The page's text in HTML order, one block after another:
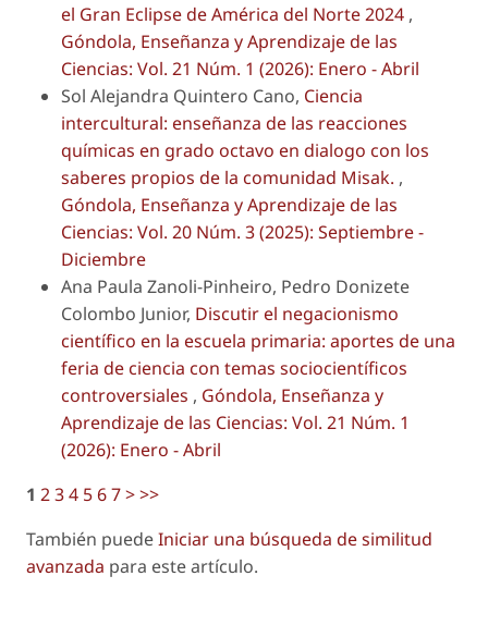
el Gran Eclipse de América del Norte 2024 ,
Góndola, Enseñanza y Aprendizaje de las
Ciencias: Vol. 21 Núm. 1 (2026): Enero - Abril
Sol Alejandra Quintero Cano, Ciencia
intercultural: enseñanza de las reacciones
químicas en grado octavo en dialogo con los
saberes propios de la comunidad Misak. ,
Góndola, Enseñanza y Aprendizaje de las
Ciencias: Vol. 20 Núm. 3 (2025): Septiembre -
Diciembre
Ana Paula Zanoli-Pinheiro, Pedro Donizete
Colombo Junior, Discutir el negacionismo
científico en la escuela primaria: aportes de una
feria de ciencia con temas sociocientíficos
controversiales , Góndola, Enseñanza y
Aprendizaje de las Ciencias: Vol. 21 Núm. 1
(2026): Enero - Abril
1 234 567>>>
También puedeIniciar una búsqueda de similitud
avanzada para este artículo.